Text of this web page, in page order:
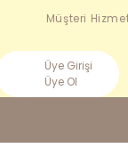
Müşteri
Üye Girişi
Üye Ol